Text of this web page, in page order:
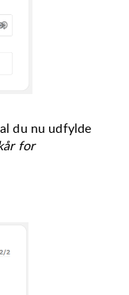
du nu udfylde
for